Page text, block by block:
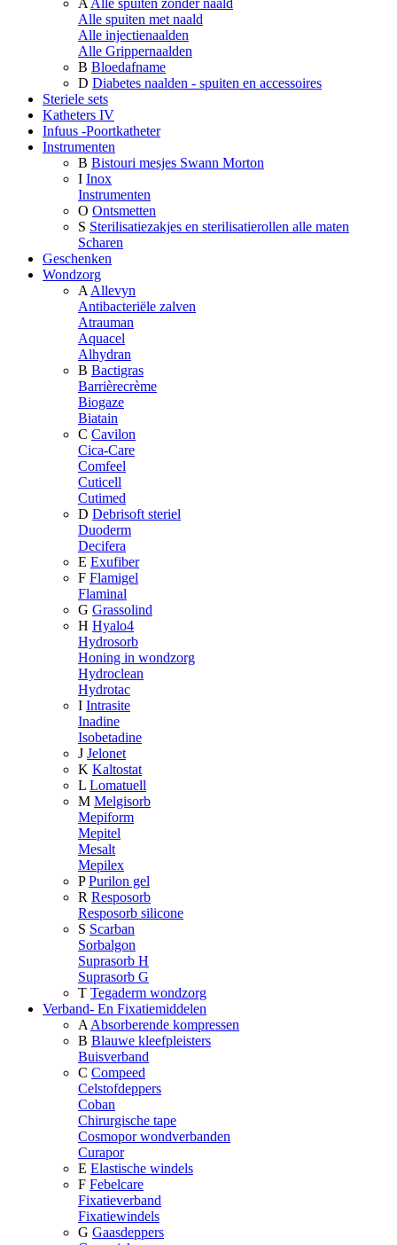
A Alle spuiten zonder naald
Alle spuiten met naald
Alle injectienaalden
Alle Grippernaalden
B Bloedafname
D Diabetes naalden - spuiten en accessoires
Steriele sets
Katheters IV
Infuus -Poortkatheter
Instrumenten
B Bistouri mesjes Swann Morton
I Inox
Instrumenten
O Ontsmetten
S Sterilisatiezakjes en sterilisatierollen alle maten
Scharen
Geschenken
Wondzorg
A Allevyn
Antibacteriële zalven
Atrauman
Aquacel
Alhydran
B Bactigras
Barrièrecrème
Biogaze
Biatain
C Cavilon
Cica-Care
Comfeel
Cuticell
Cutimed
D Debrisoft steriel
Duoderm
Decifera
E Exufiber
F Flamigel
Flaminal
G Grassolind
H Hyalo4
Hydrosorb
Honing in wondzorg
Hydroclean
Hydrotac
I Intrasite
Inadine
Isobetadine
J Jelonet
K Kaltostat
L Lomatuell
M Melgisorb
Mepiform
Mepitel
Mesalt
Mepilex
P Purilon gel
R Resposorb
Resposorb silicone
S Scarban
Sorbalgon
Suprasorb H
Suprasorb G
T Tegaderm wondzorg
Verband- En Fixatiemiddelen
A Absorberende kompressen
B Blauwe kleefpleisters
Buisverband
C Compeed
Celstofdeppers
Coban
Chirurgische tape
Cosmopor wondverbanden
Curapor
E Elastische windels
F Febelcare
Fixatieverband
Fixatiewindels
G Gaasdeppers